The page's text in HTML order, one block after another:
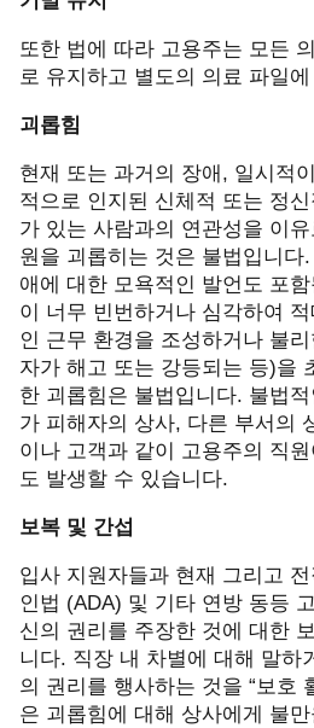
또한 법에 따라 고용주는 모든
로 유지하고 별도의 의료 파일
괴롭힘
현재 또는 과거의 장애 , 일시적
적으로 인지된 신체적 또는 정신
가 있는 사람과의 연관성을 이
원을 괴롭히는 것은 불법입니다.
애에 대한 모욕적인 발언도 포
이 너무 빈번하거나 심각하여
인 근무 환경을 조성하거나 불
자가 해고 또는 강등되는 등)을
한 괴롭힘은 불법입니다. 불법
가 피해자의 상사, 다른 부서의
이나 고객과 같이 고용주의 직
도 발생할 수 있습니다.
보복 및 간섭
입사 지원자들과 현재 그리고
인법 (ADA) 및 기타 연방 동등
신의 권리를 주장한 것에 대한
니다. 직장 내 차별에 대해 말하
의 권리를 행사하는 것을 “ 보호
은 괴롭힘에 대해 상사에게 불